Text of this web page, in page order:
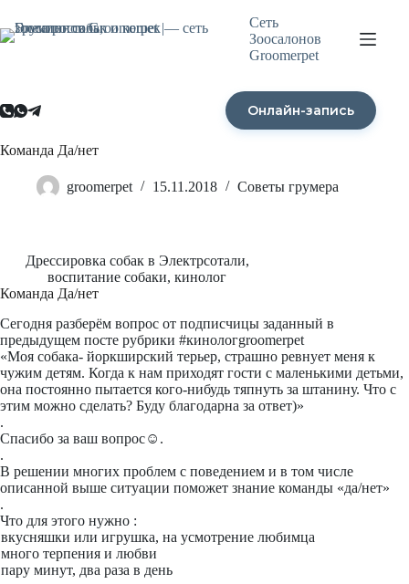
сути
Сеть
Зоосалонов
Groomerpet
Онлайн-запись
Команда Да/нет
groomerpet 15.11.2018 Советы грумера
Дрессировка собак в Электрсотали,
воспитание собаки, кинолог
Команда Да/нет
Сегодня разберём вопрос от подписчицы заданный в
предыдущем посте рубрики #кинологgroomerpet
«Моя собака- йоркширский терьер, страшно ревнует меня к
чужим детям. Когда к нам приходят гости с маленькими детьми,
она постоянно пытается кого-нибудь тяпнуть за штанину. Что с
этим можно сделать? Буду благодарна за ответ)»
.
Спасибо за ваш вопрос☺️.
.
В решении многих проблем с поведением и в том числе
описанной выше ситуации поможет знание команды «да/нет»
.
Что для этого нужно :
вкусняшки или игрушка, на усмотрение любимца
много терпения и любви
пару минут, два раза в день